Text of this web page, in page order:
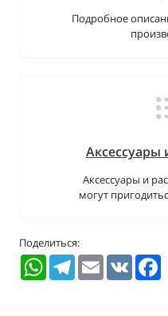
Подробное
Аксессуары
Аксессуары и
могут
Поделиться:
WhatsAppTelegramEmail VK